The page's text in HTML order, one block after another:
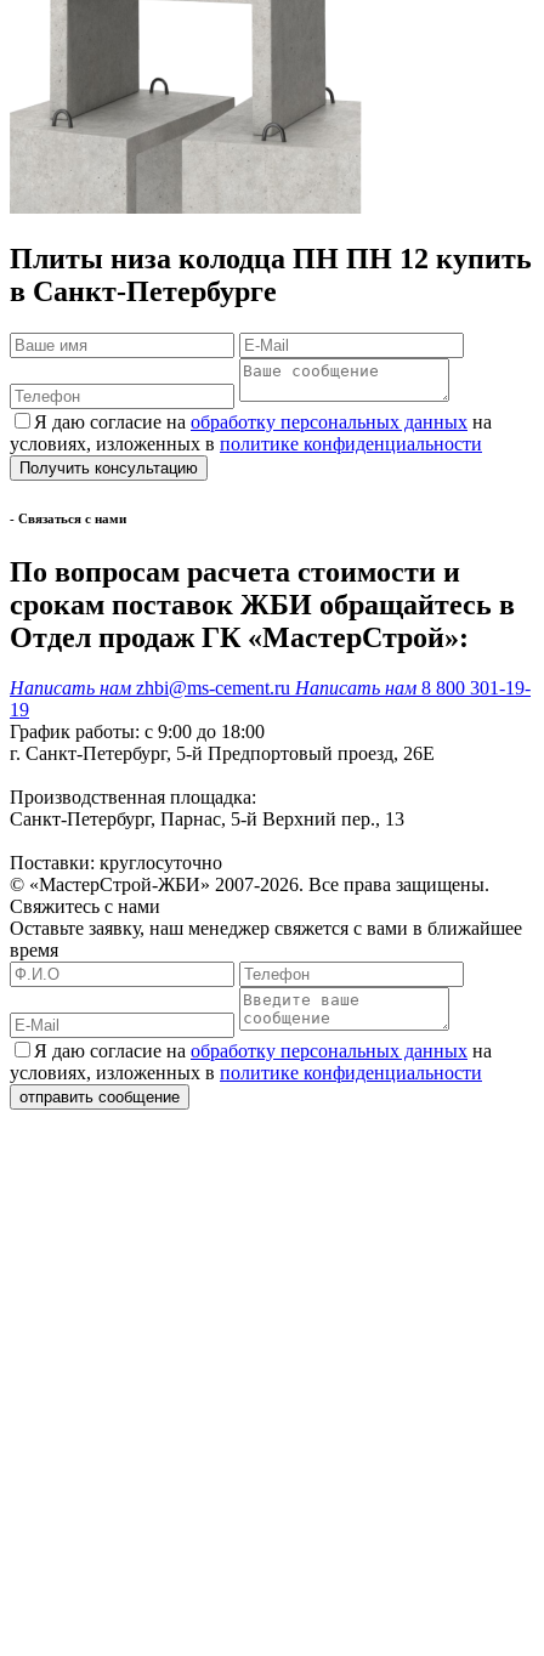
Плиты низа колодца ПН ПН 12 купить
в Санкт-Петербурге
Я даю согласие на обработку персональных данных на
условиях, изложенных в политике конфиденциальности
- Cвязаться с нами
По вопросам расчета стоимости и
срокам поставок ЖБИ обращайтесь в
Отдел продаж ГК «МастерСтрой»:
Написать нам zhbi@ms-cement.ru Написать нам 8 800 301-19-
19
График работы: с 9:00 до 18:00
г. Санкт-Петербург, 5-й Предпортовый проезд, 26Е
Производственная площадка:
Санкт-Петербург, Парнас, 5-й Верхний пер., 13
Поставки: круглосуточно
© «МастерСтрой-ЖБИ» 2007-2026. Все права защищены.
Свяжитесь с нами
Оставьте заявку, наш менеджер свяжется с вами в ближайшее
время
Я даю согласие на обработку персональных данных на
условиях, изложенных в политике конфиденциальности